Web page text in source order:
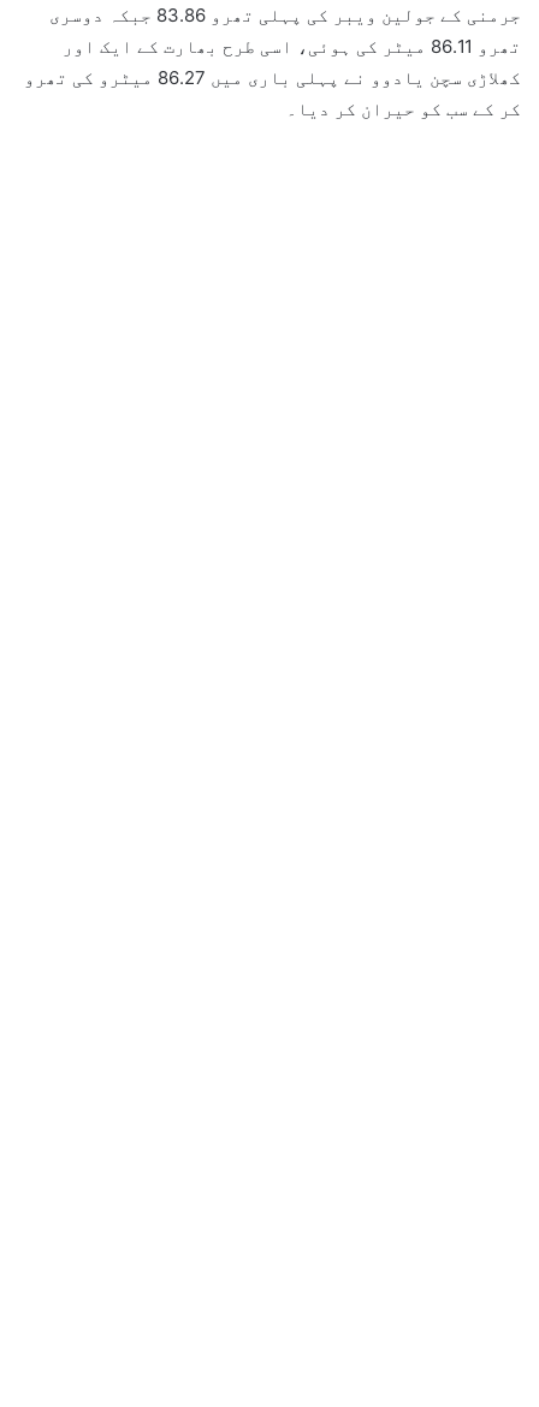
جرمنی کے جولین ویبر کی پہلی تھرو 83.86 جبکہ دوسری
تھرو 86.11 میٹر کی ہوئی، اسی طرح بھارت کے ایک اور
کھلاڑی سچن یادوو نے پہلی باری میں 86.27 میٹرو کی تھرو
کر کے سب کو حیران کر دیا۔